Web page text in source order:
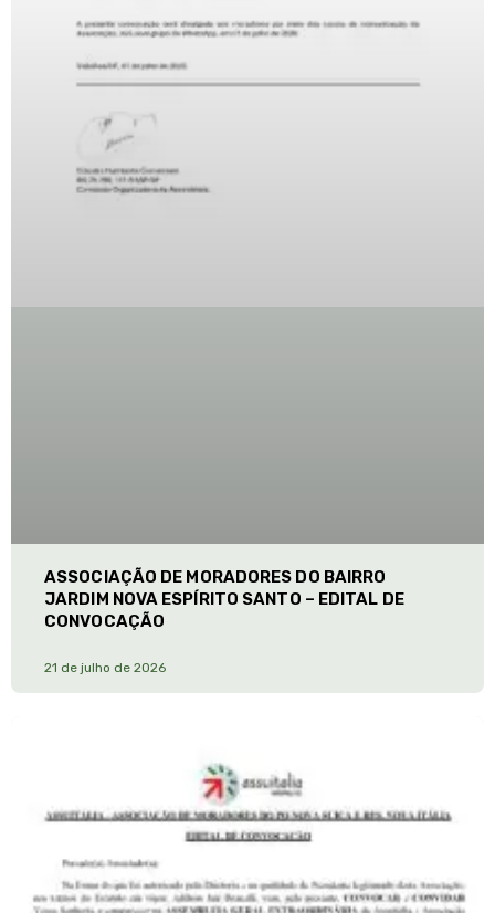
ASSOCIAÇÃO DE MORADORES DO BAIRRO
JARDIM NOVA ESPÍRITO SANTO – EDITAL DE
CONVOCAÇÃO
21 de julho de 2026